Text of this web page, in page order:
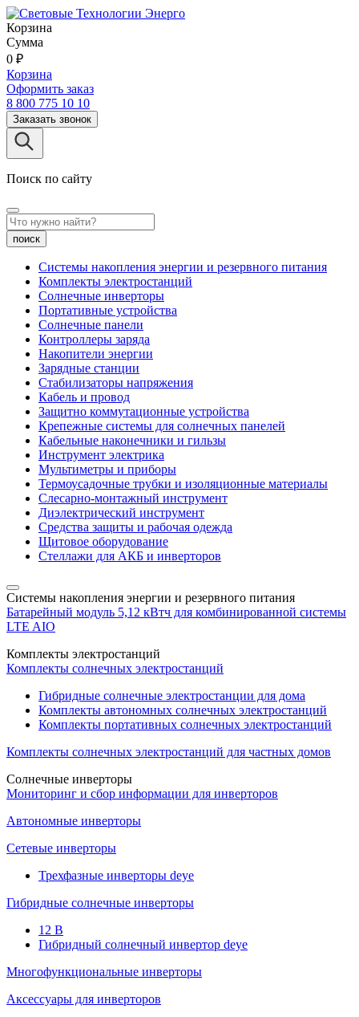
Корзина
Сумма
0 ₽
Корзина
Оформить заказ
8 800 775 10 10
Заказать звонок
Поиск по сайту
поиск
Системы накопления энергии и резервного питания
Комплекты электростанций
Солнечные инверторы
Портативные устройства
Солнечные панели
Контроллеры заряда
Накопители энергии
Зарядные станции
Стабилизаторы напряжения
Кабель и провод
Защитно коммутационные устройства
Крепежные системы для солнечных панелей
Кабельные наконечники и гильзы
Инструмент электрика
Мультиметры и приборы
Термоусадочные трубки и изоляционные материалы
Слесарно-монтажный инструмент
Диэлектрический инструмент
Средства защиты и рабочая одежда
Щитовое оборудование
Стеллажи для АКБ и инверторов
Системы накопления энергии и резервного питания
Батарейный модуль 5,12 кВтч для комбинированной системы
LTE AIO
Комплекты электростанций
Комплекты солнечных электростанций
Гибридные солнечные электростанции для дома
Комплекты автономных солнечных электростанций
Комплекты портативных солнечных электростанций
Комплекты солнечных электростанций для частных домов
Солнечные инверторы
Мониторинг и сбор информации для инверторов
Автономные инверторы
Сетевые инверторы
Трехфазные инверторы deye
Гибридные солнечные инверторы
12 B
Гибридный солнечный инвертор deye
Многофункциональные инверторы
Аксессуары для инверторов